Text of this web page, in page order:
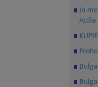
In